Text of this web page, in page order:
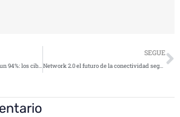
El malware en red se dispara un 94%: los ciberataques aprovechan conexiones cifradas
SEGUE
Network 2.0 el futuro de la conectividad segura y sin fricciones